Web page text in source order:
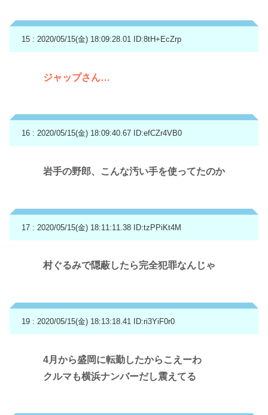
15 : 2020/05/15(金) 18:09:28.01 ID:8tH+EcZrp
ジャップさん…
16 : 2020/05/15(金) 18:09:40.67 ID:efCZr4VB0
岩手の野郎、こんな汚い手を使ってたのか
17 : 2020/05/15(金) 18:11:11.38 ID:tzPPiKt4M
村ぐるみで隠蔽したら完全犯罪なんじゃ
19 : 2020/05/15(金) 18:13:18.41 ID:ri3YiF0r0
4月から盛岡に転勤したからこえーわ
クルマも横浜ナンバーだし震えてる